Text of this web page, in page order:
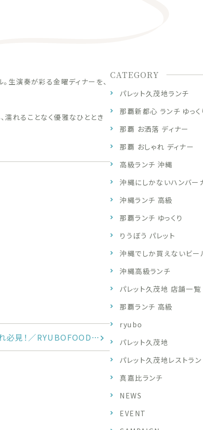
生演奏が彩る金曜ディナーを、
濡れることなく優雅なひととき
必見！／RYUBOFOOD…
CATEGORY
パレット久茂地ランチ
那覇新都心 ランチ ゆっく
那覇 お洒落 ディナー
那覇 おしゃれ ディナー
高級ランチ 沖縄
沖縄にしかないハンバー
沖縄ランチ 高級
那覇ランチ ゆっくり
りうぼう パレット
沖縄でしか買えないビー
沖縄高級ランチ
パレット久茂地 店舗一覧
那覇ランチ 高級
ryubo
パレット久茂地
パレット久茂地レストラン
真嘉比ランチ
NEWS
EVENT